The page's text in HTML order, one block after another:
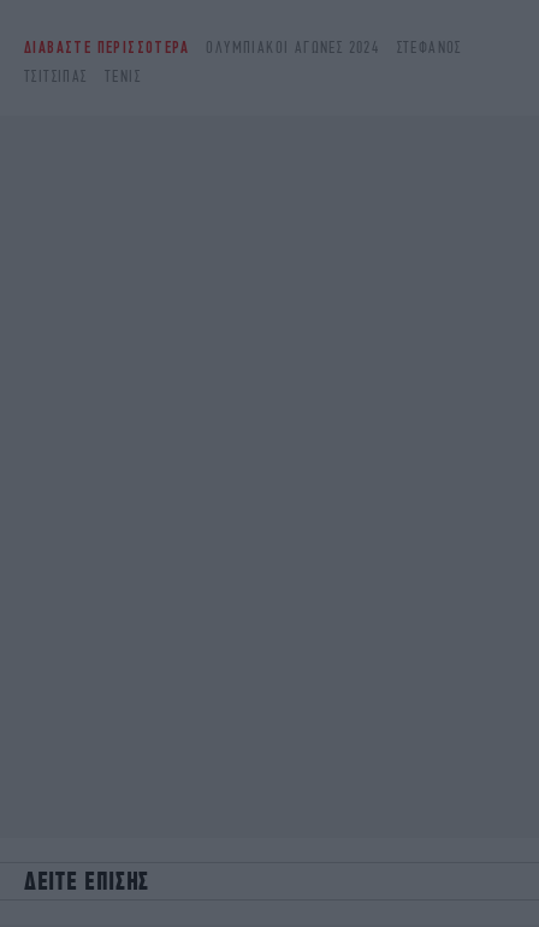
ΔΙΑΒΑΣΤΕ ΠΕΡΙΣΣΟΤΕΡΑ ΟΛΥΜΠΙΑΚΟΙ ΑΓΩΝΕΣ 2024
ΣΤΈΦΑΝΟΣ
ΤΣΙΤΣΙΠΆΣ
ΤΈΝΙΣ
ΔΕΙΤΕ ΕΠΙΣΗΣ